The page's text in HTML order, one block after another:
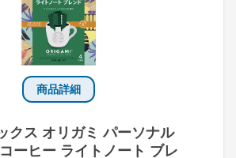
商品詳細
クス オリガミ パーソナル
ーヒー ライトノート ブレ